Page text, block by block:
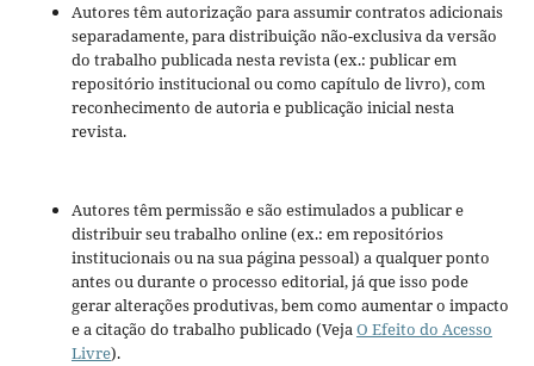
Autores têm autorização para assumir contratos adicionais
separadamente, para distribuição não-exclusiva da versão
do trabalho publicada nesta revista (ex.: publicar em
repositório institucional ou como capítulo de livro), com
reconhecimento de autoria e publicação inicial nesta
revista.
Autores têm permissão e são estimulados a publicar e
distribuir seu trabalho online (ex.: em repositórios
institucionais ou na sua página pessoal) a qualquer ponto
antes ou durante o processo editorial, já que isso pode
gerar alterações produtivas, bem como aumentar o impacto
e a citação do trabalho publicado (VejaO Efeito do Acesso
Livre).